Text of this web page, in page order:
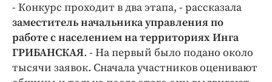
- Конкурс проходит в два этапа, - рассказала
заместитель начальника управления по
работе с населением на территориях Инга
ГРИБАНСКАЯ. - На первый было подано около
тысячи заявок. Сначала участников оценивают